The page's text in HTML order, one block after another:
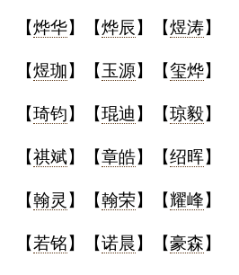
【烨华】【烨辰 】【煜涛】
【煜珈】【玉源】【玺烨】
【琦钧】【琨迪 】【琼毅】
【祺斌】【章皓】【绍晖】
【翰灵 】【翰荣】【耀峰】
【若铭】【诺晨】【豪森】